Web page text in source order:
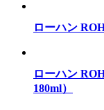
ローハン
ローハン
180ml）